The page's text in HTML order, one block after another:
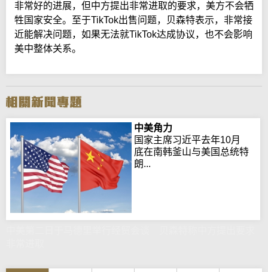
非常好的进展，但中方提出非常进取的要求，美方不会牺
牲国家安全。至于TikTok出售问题，贝森特表示，非常接
近能解决问题，如果无法就TikTok达成协议，也不会影响
美中整体关系。
中美角力
国家主席习近平去年10月
底在南韩釜山与美国总统特
朗...